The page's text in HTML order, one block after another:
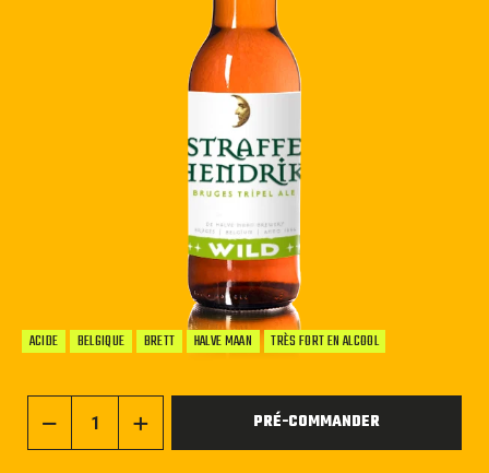
ACIDE BELGIQUE BRETT HALVE MAAN TRÈS FORT EN ALCOOL
PRÉ-COMMANDER